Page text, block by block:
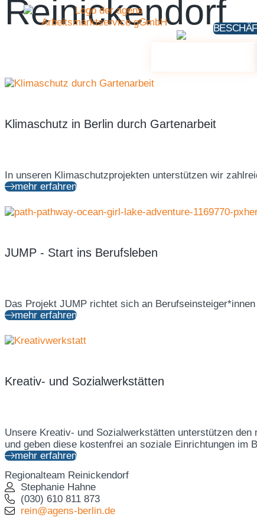
Reinickendorf
Teilhabe am
Eingliederung von
Klimaschutz in Berlin durch Gartenarbeit
In unseren Klimaschutzprojekten unterstützen wir
mehr erfahren
Arbeitsgelegenheiten
JUMP - Start ins Berufsleben
Das Projekt JUMP richtet sich an
mehr erfahren
Arbeitsgelegenheiten
Teilhabe am
Kreativ- und Sozialwerkstätten
Unsere Kreativ- und Sozialwerkstätten unterstützen
und geben diese kostenfrei an soziale Einrichtungen im
mehr erfahren
Regionalteam Reinickendorf
Stephanie Hahne
(030) 610 811 873
rein@agens-berlin.de